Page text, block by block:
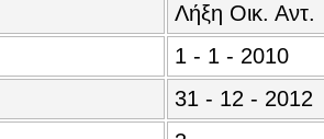
Λήξη Οικ. Αντ.
1 - 1 - 2010
31 - 12 - 2012